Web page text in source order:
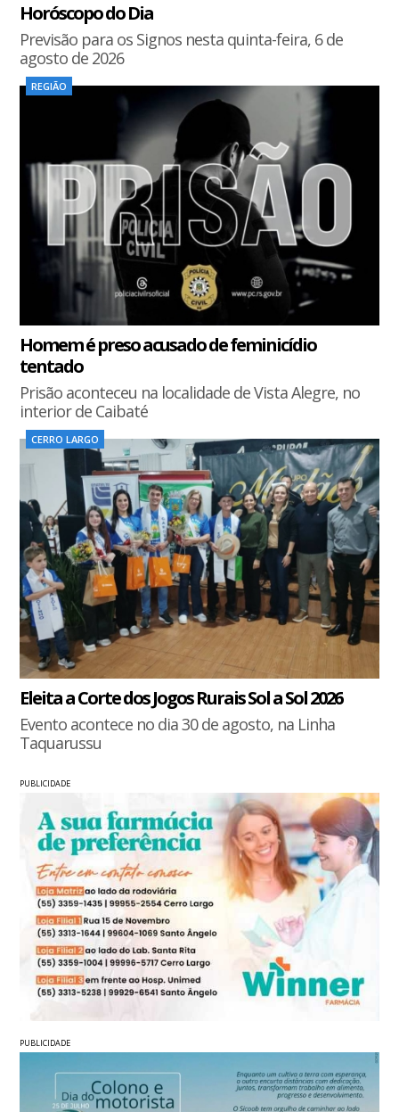
Horóscopo do Dia
Previsão para os Signos nesta quinta-feira, 6 de
agosto de 2026
REGIÃO
Homem é preso acusado de feminicídio
tentado
Prisão aconteceu na localidade de Vista Alegre, no
interior de Caibaté
CERRO LARGO
Eleita a Corte dos Jogos Rurais Sol a Sol 2026
Evento acontece no dia 30 de agosto, na Linha
Taquarussu
PUBLICIDADE
PUBLICIDADE